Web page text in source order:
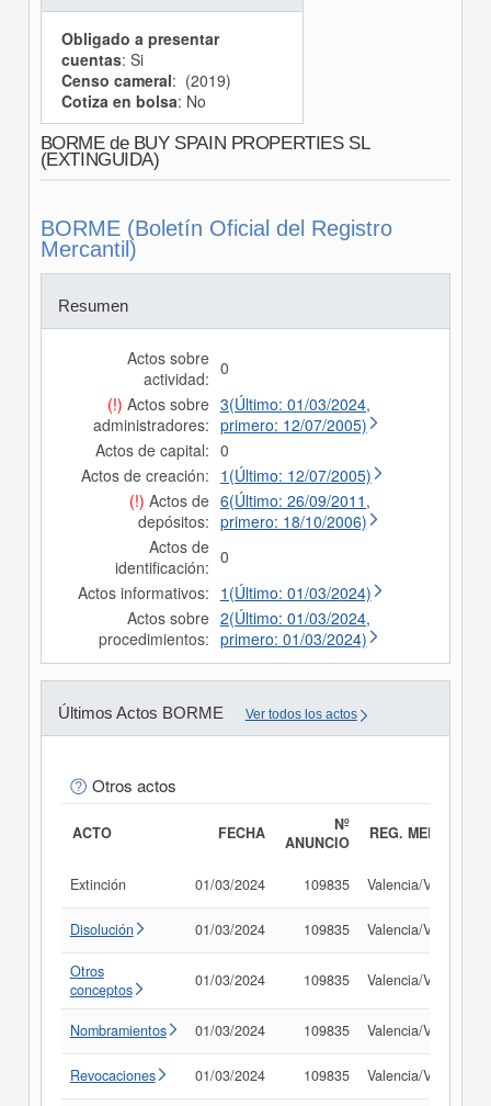
Obligado a presentar
cuentas: Si
Censo cameral: (2019)
Cotiza en bolsa: No
BORME de BUY SPAIN PROPERTIES SL
(EXTINGUIDA)
BORME (Boletín Oficial del Registro
Mercantil)
Resumen
Actos sobre
actividad: 0
(!) Actos sobre
administradores:
3(Último: 01/03/2024,
primero: 12/07/2005)
Actos de capital: 0
Actos de creación: 1(Último: 12/07/2005)
(!) Actos de
depósitos:
6(Último: 26/09/2011,
primero: 18/10/2006)
Actos de
identificación: 0
Actos informativos: 1(Último: 01/03/2024)
Actos sobre
procedimientos:
2(Último: 01/03/2024,
primero: 01/03/2024)
Últimos Actos BORME Ver todos los actos
Otros actos
ACTO FECHA
Nº
ANUNCIO
REG. MERC.
Extinción 01/03/2024 109835 Valencia/València
Disolución 01/03/2024 109835 Valencia/València
Otros
conceptos
01/03/2024 109835 Valencia/València
Nombramientos 01/03/2024 109835 Valencia/València
Revocaciones 01/03/2024 109835 Valencia/València